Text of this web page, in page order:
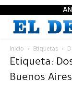
Inicio Etiquetas
Etiqueta:
Buenos Aires